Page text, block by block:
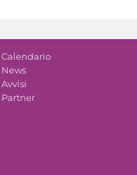
Calendario
News
Avvisi
Partner